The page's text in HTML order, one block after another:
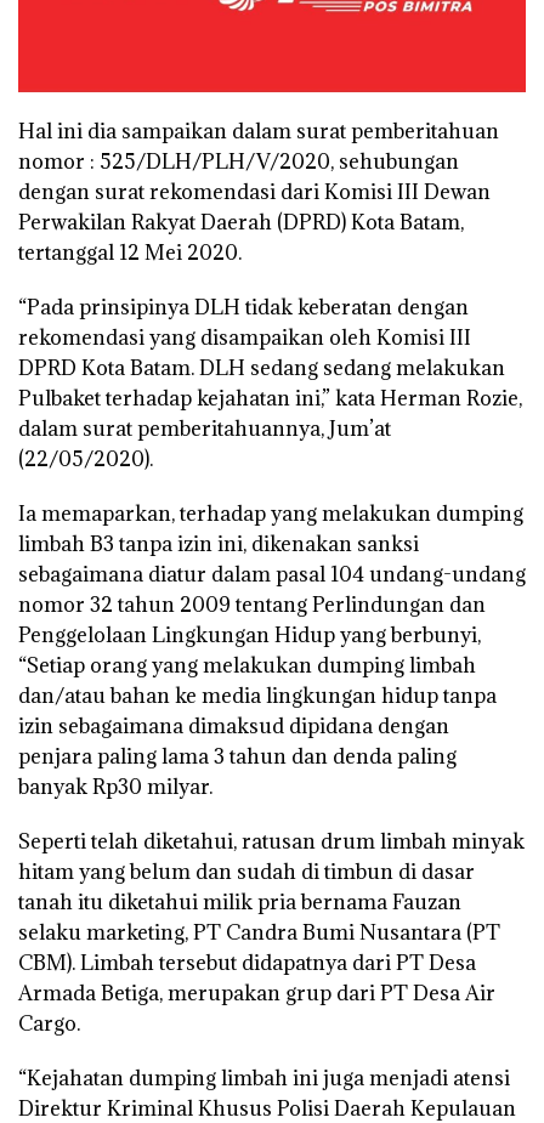
Hal ini dia sampaikan dalam surat pemberitahuan
nomor : 525/DLH/PLH/V/2020, sehubungan
dengan surat rekomendasi dari Komisi III Dewan
Perwakilan Rakyat Daerah (DPRD) Kota Batam,
tertanggal 12 Mei 2020.
“Pada prinsipinya DLH tidak keberatan dengan
rekomendasi yang disampaikan oleh Komisi III
DPRD Kota Batam. DLH sedang sedang melakukan
Pulbaket terhadap kejahatan ini,” kata Herman Rozie,
dalam surat pemberitahuannya, Jum’at
(22/05/2020).
Ia memaparkan, terhadap yang melakukan dumping
limbah B3 tanpa izin ini, dikenakan sanksi
sebagaimana diatur dalam pasal 104 undang-undang
nomor 32 tahun 2009 tentang Perlindungan dan
Penggelolaan Lingkungan Hidup yang berbunyi,
“Setiap orang yang melakukan dumping limbah
dan/atau bahan ke media lingkungan hidup tanpa
izin sebagaimana dimaksud dipidana dengan
penjara paling lama 3 tahun dan denda paling
banyak Rp30 milyar.
Seperti telah diketahui, ratusan drum limbah minyak
hitam yang belum dan sudah di timbun di dasar
tanah itu diketahui milik pria bernama Fauzan
selaku marketing, PT Candra Bumi Nusantara (PT
CBM). Limbah tersebut didapatnya dari PT Desa
Armada Betiga, merupakan grup dari PT Desa Air
Cargo.
“Kejahatan dumping limbah ini juga menjadi atensi
Direktur Kriminal Khusus Polisi Daerah Kepulauan